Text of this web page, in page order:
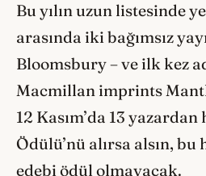
Bu yılın uzun listesinde
arasında iki bağımsız
Bloomsbury – ve ilk kez
Macmillan imprints
12 Kasım’da 13
Ödülü’nü alırsa alsın,
edebi ödül olmayacak.